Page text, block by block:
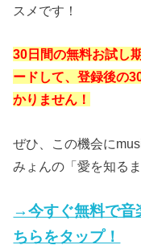
スメです！
30日間の無料お試し
ードして、登録後の
かりません！
ぜひ、この機会に
みょんの「愛を知る
→今すぐ無料で音
ちらをタップ！